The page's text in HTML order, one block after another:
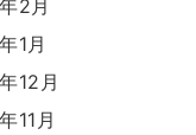
2月
1月
12月
11月